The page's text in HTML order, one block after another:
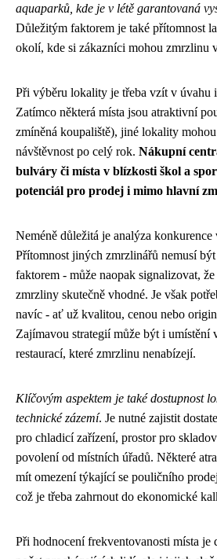
aquaparků, kde je v létě garantovaná
Důležitým faktorem je také přítomnost
okolí, kde si zákazníci mohou zmrzlinu
Při výběru lokality je třeba vzít v úvahu
Zatímco některá místa jsou atraktivní
zmíněná koupaliště), jiné lokality
návštěvnost po celý rok. Nákupní
bulváry či místa v blízkosti škol a
potenciál pro prodej i mimo hlavní
Neméně důležitá je analýza konkurence
Přítomnost jiných zmrzlinářů nemusí
faktorem - může naopak signalizovat,
zmrzliny skutečně vhodné. Je však
navíc - ať už kvalitou, cenou nebo
Zajímavou strategií může být i umístění
restaurací, které zmrzlinu nenabízejí.
Klíčovým aspektem je také dostupnost
technické zázemí. Je nutné zajistit
pro chladicí zařízení, prostor pro
povolení od místních úřadů. Některé
mít omezení týkající se pouličního
což je třeba zahrnout do ekonomické
Při hodnocení frekventovanosti místa je